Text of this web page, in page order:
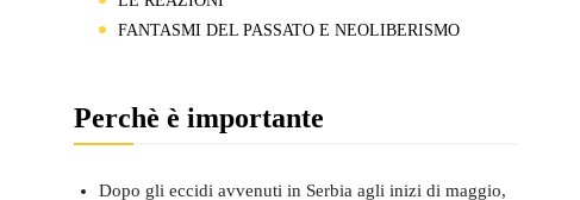
FANTASMI DEL PASSATO E NEOLIBERISMO
Perchè è importante
Dopo gli eccidi avvenuti in Serbia agli inizi di maggio,